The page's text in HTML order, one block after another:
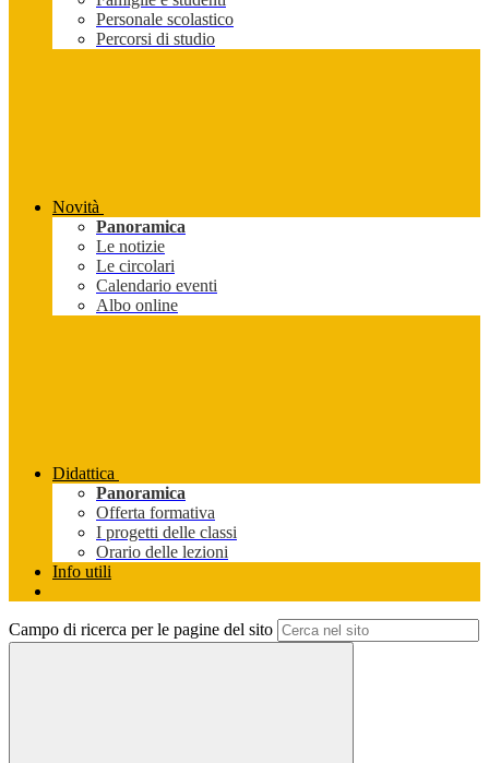
Personale scolastico
Percorsi di studio
Novità
Panoramica
Le notizie
Le circolari
Calendario eventi
Albo online
Didattica
Panoramica
Offerta formativa
I progetti delle classi
Orario delle lezioni
Info utili
Campo di ricerca per le pagine del sito